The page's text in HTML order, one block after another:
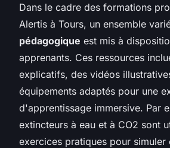
Dans le cadre des formations
Alertis à Tours, un ensemble
pédagogique est mis à
apprenants. Ces ressources
explicatifs, des vidéos
équipements adaptés pour une
d'apprentissage immersive. Par
extincteurs à eau et à CO2 sont
exercices pratiques pour simuler